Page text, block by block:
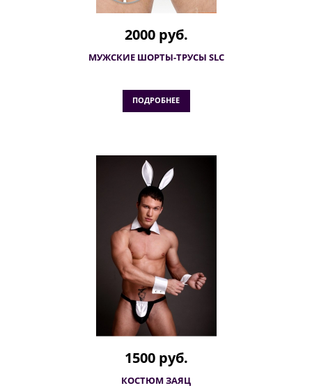
2000 руб.
МУЖСКИЕ ШОРТЫ-ТРУСЫ SLC
ПОДРОБНЕЕ
1500 руб.
КОСТЮМ ЗАЯЦ